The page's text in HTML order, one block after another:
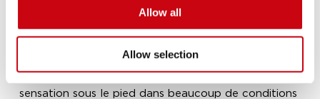
Allow all
Allow selection
bouée tractée, des accessoires
simples, robustes et rapides à mettre sont souvent
les plus pratiques. Un chausson de 3 mm, par
exemple, offre un bon compromis entre chaleur et
sensation sous le pied dans beaucoup de conditions